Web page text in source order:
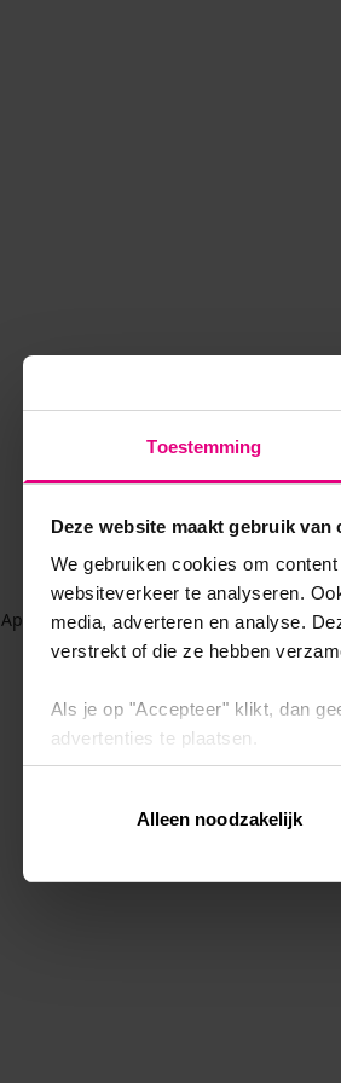
Toestemming
Deze website maakt gebruik van
We gebruiken cookies om
websiteverkeer te analyseren.
media, adverteren en analyse.
verstrekt of die ze hebben
Als je op "Accepteer" klikt, dan
advertenties te plaatsen.
Via "Cookie instellingen" kun je
intrekken op onscookiebeleid.
Alleen noodzakelijk
Application error: a client-side exception